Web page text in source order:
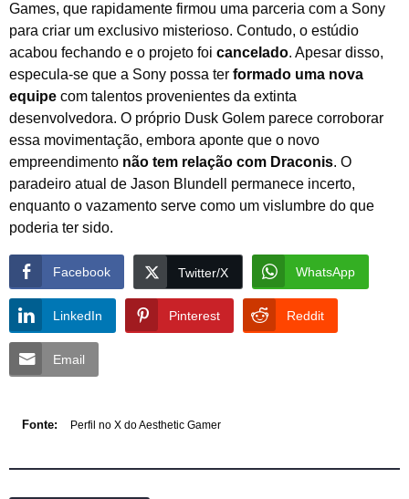
Games, que rapidamente firmou uma parceria com a Sony
para criar um exclusivo misterioso. Contudo, o estúdio
acabou fechando e o projeto foi cancelado. Apesar disso,
especula-se que a Sony possa ter formado uma nova
equipe com talentos provenientes da extinta
desenvolvedora. O próprio Dusk Golem parece corroborar
essa movimentação, embora aponte que o novo
empreendimento não tem relação com Draconis. O
paradeiro atual de Jason Blundell permanece incerto,
enquanto o vazamento serve como um vislumbre do que
poderia ter sido.
Facebook Twitter/X WhatsApp
LinkedIn Pinterest Reddit
Email
Fonte: Perfil no X do Aesthetic Gamer